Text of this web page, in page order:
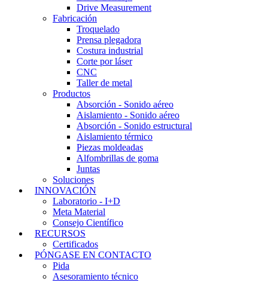
Drive Measurement
Fabricación
Troquelado
Prensa plegadora
Costura industrial
Corte por láser
CNC
Taller de metal
Productos
Absorción - Sonido aéreo
Aislamiento - Sonido aéreo
Absorción - Sonido estructural
Aislamiento térmico
Piezas moldeadas
Alfombrillas de goma
Juntas
Soluciones
INNOVACIÓN
Laboratorio - I+D
Meta Material
Consejo Científico
RECURSOS
Certificados
PÓNGASE EN CONTACTO
Pida
Asesoramiento técnico